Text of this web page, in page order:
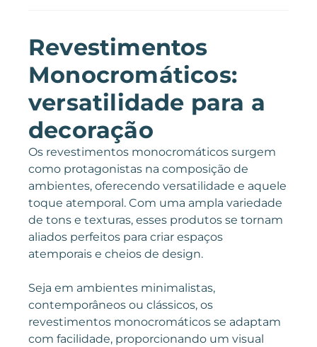
Revestimentos
Monocromáticos:
versatilidade para a
decoração
Os revestimentos monocromáticos surgem
como protagonistas na composição de
ambientes, oferecendo versatilidade e aquele
toque atemporal. Com uma ampla variedade
de tons e texturas, esses produtos se tornam
aliados perfeitos para criar espaços
atemporais e cheios de design.
Seja em ambientes minimalistas,
contemporâneos ou clássicos, os
revestimentos monocromáticos se adaptam
com facilidade, proporcionando um visual